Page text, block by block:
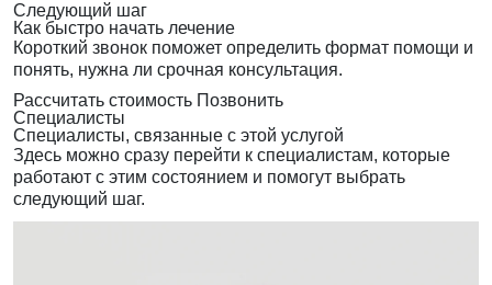
Следующий шаг
Как быстро начать лечение
Короткий звонок поможет определить формат помощи и
понять, нужна ли срочная консультация.
Рассчитать стоимость Позвонить
Специалисты
Специалисты, связанные с этой услугой
Здесь можно сразу перейти к специалистам, которые
работают с этим состоянием и помогут выбрать
следующий шаг.